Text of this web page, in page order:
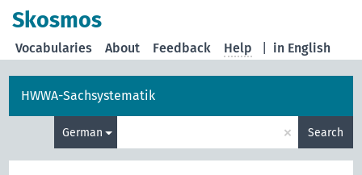
Skosmos
in English
Vocabularies About Feedback Help
HWWA-Sachsystematik
German × Search